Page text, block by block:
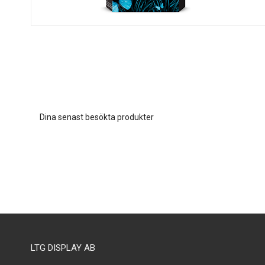
Dina senast besökta produkter
LTG DISPLAY AB